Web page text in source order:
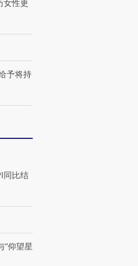
哈尔滨遭遇短时极端强降
女性更
予将持
同比结
“仰望星